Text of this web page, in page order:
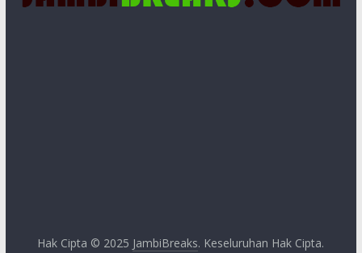
Hak Cipta © 2025 JambiBreaks. Keseluruhan Hak Cipta.